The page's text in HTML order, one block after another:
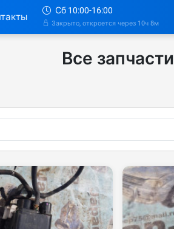
Сб 10:00-16:00
Закрыто, откроется через 10ч 8м
Все запчасти